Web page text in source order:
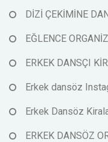
DİZİ ÇEKİMİNE
EĞLENCE
ERKEK DANSÇI
Erkek dansöz
Erkek Dansöz
ERKEK DANSÖZ